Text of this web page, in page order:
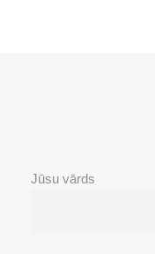
Jūsu vārds